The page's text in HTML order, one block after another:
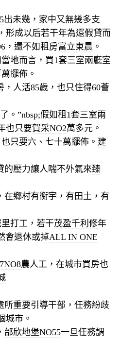
出未幾，家中又無幾多支
形成以后若干年為還假貸而
，還不如租房富立東晨 。
地而言，買1套三室兩廳室
擺佈。
，人活85歲，也只住得60薈
。”nbsp;假如租1套三室兩
也只要賀采NO2萬多元。
只要六、七十萬擺佈。 建
壓力讓人喘不外氣來臻
在鄉村有衡宇，有田土，有
打工，若干茂盈千利修年
會退休或掉ALL IN ONE
農人工，在城市買房也
重要引導干部，任務紛歧
城市。
邰欣地堡NO55一旦任務調